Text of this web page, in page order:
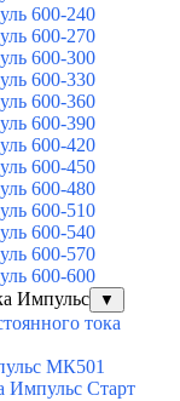
600-240
600-270
600-300
600-330
600-360
600-390
600-420
600-450
600-480
600-510
600-540
600-570
600-600
Импульс
▼
тока
МК501
Импульс Старт